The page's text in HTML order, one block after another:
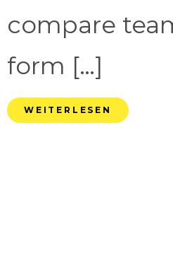
compare
form […]
WEITERLESEN